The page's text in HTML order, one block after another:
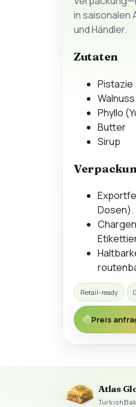
in saisonalen
und Händler.
Zutaten
Pistazie
Walnuss
Phyllo
Butter
Sirup
Dosen).
Retail-ready
Preis
Atlas